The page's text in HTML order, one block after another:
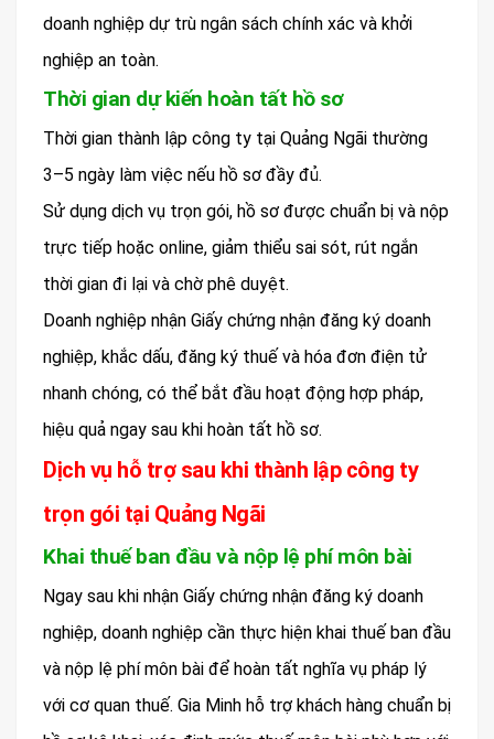
doanh nghiệp dự trù ngân sách chính xác và khởi
nghiệp an toàn.
Thời gian dự kiến hoàn tất hồ sơ
Thời gian thành lập công ty tại Quảng Ngãi thường
3–5 ngày làm việc nếu hồ sơ đầy đủ.
Sử dụng dịch vụ trọn gói, hồ sơ được chuẩn bị và nộp
trực tiếp hoặc online, giảm thiểu sai sót, rút ngắn
thời gian đi lại và chờ phê duyệt.
Doanh nghiệp nhận Giấy chứng nhận đăng ký doanh
nghiệp, khắc dấu, đăng ký thuế và hóa đơn điện tử
nhanh chóng, có thể bắt đầu hoạt động hợp pháp,
hiệu quả ngay sau khi hoàn tất hồ sơ.
Dịch vụ hỗ trợ sau khi thành lập công ty
trọn gói tại Quảng Ngãi
Khai thuế ban đầu và nộp lệ phí môn bài
Ngay sau khi nhận Giấy chứng nhận đăng ký doanh
nghiệp, doanh nghiệp cần thực hiện khai thuế ban đầu
và nộp lệ phí môn bài để hoàn tất nghĩa vụ pháp lý
với cơ quan thuế. Gia Minh hỗ trợ khách hàng chuẩn bị